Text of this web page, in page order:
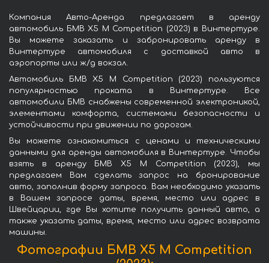
Компания Авто-Аренда предлагает в аренду
автомобиль БМВ X5 M Competition (2023) в Винтертуре.
Вы можете заказать и забронировать аренду в
Винтертуре автомобиля с доставкой авто в
аэропорты или ж/д вокзал.
Автомобиль БМВ X5 M Competition (2023) пользуются
популярностью проката в Винтертуре. Все
автомобили БМВ снабжены современной электроникой,
элементами комфорта, системами безопасности и
устойчивости при движении по дорогам.
Вы можете ознакомиться с ценами и техническими
данными для аренды автомобиля в Винтертуре. Чтобы
взять в аренду БМВ X5 M Competition (2023), мы
предлагаем Вам сделать запрос на бронирование
авто, заполнив форму запроса. Вам необходимо указать
в Вашем запросе даты, время, место или адрес в
Швейцарии, где Вы хотите получить данный авто, а
также указать даты, время, место или адрес возврата
машины.
Фотографии БМВ X5 M Competition